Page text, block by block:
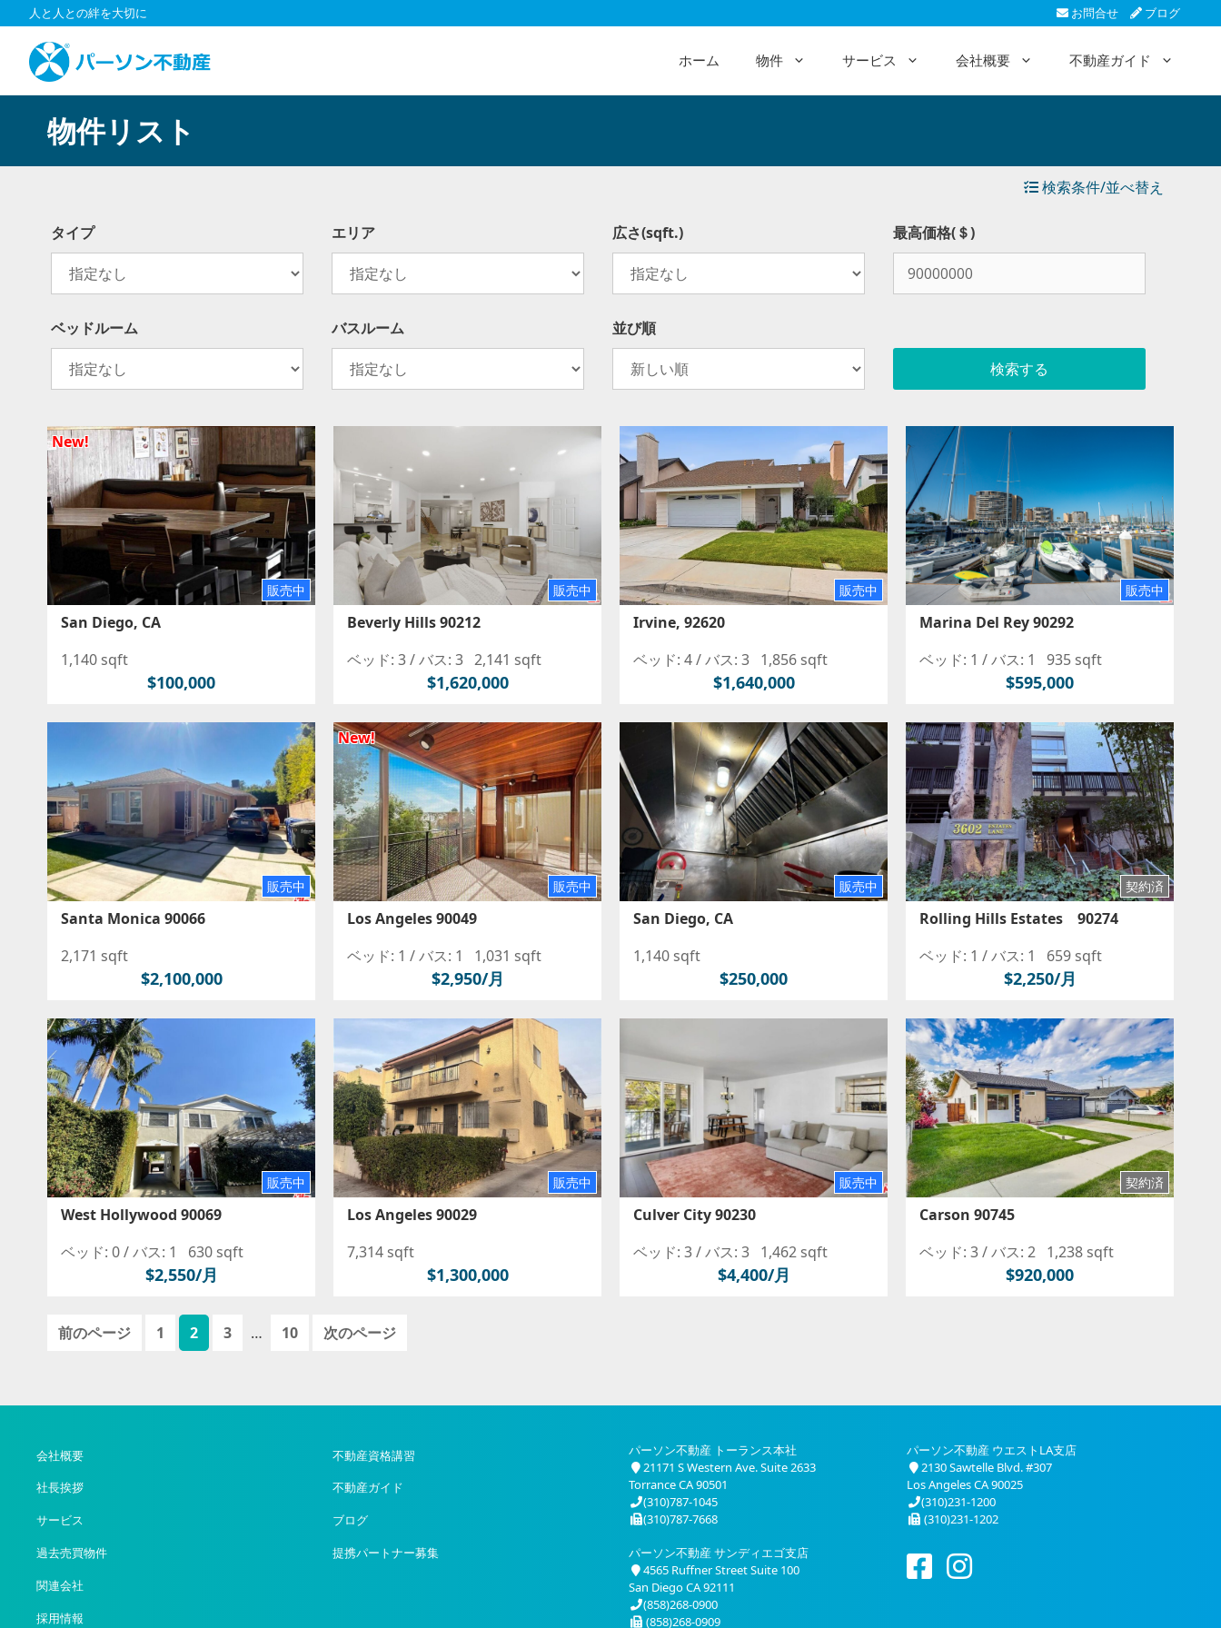
ン
ツ
キ
人と人との絆を大切に お問合せ ブログ
ホーム 物件 サービス 会社概要 不動産ガイド
物件リスト
検索条件/並べ替え
タイプ エリア 広さ(sqft.) 最高価格(＄)
ベッドルーム
し
バスルーム 並び順
New!
販売中
San Diego, CA
1,140 sqft
$100,000
販売中
Beverly Hills 90212
ベッド: 3 /バス: 3 2,141 sqft
$1,620,000
販売中
Irvine, 92620
ベッド: 4 /バス: 3 1,856 sqft
$1,640,000
販売中
Marina Del Rey 90292
ベッド: 1 /バス: 1 935 sqft
$595,000
販売中
Santa Monica 90066
2,171 sqft
$2,100,000
New!
販売中
Los Angeles 90049
ベッド: 1 /バス: 1 1,031 sqft
$2,950/月
販売中
San Diego, CA
1,140 sqft
$250,000
契約済
Rolling Hills Estates 90274
ベッド: 1 /バス: 1 659 sqft
$2,250/月
販売中
West Hollywood 90069
ベッド: 0 /バス: 1 630 sqft
$2,550/月
販売中
Los Angeles 90029
7,314 sqft
$1,300,000
販売中
Culver City 90230
ベッド: 3 /バス: 3 1,462 sqft
$4,400/月
契約済
Carson 90745
ベッド: 3 /バス: 2 1,238 sqft
$920,000
前のページ
ペ
1
ペ
ー
2
ペ
3 …
ペ
10 次のページ
会社概要
社長挨拶
サービス
過去売買物件
関連会社
採用情報
不動産資格講習
不動産ガイド
ブログ
提携パートナー募集
パーソン不動産 トーランス本社
21171 S Western Ave. Suite 2633
Torrance CA 90501
(310)787-1045
(310)787-7668
パーソン不動産 ウエストLA支店
2130 Sawtelle Blvd. #307
Los Angeles CA 90025
(310)231-1200
(310)231-1202
パーソン不動産 サンディエゴ支店
4565 Ruffner Street Suite 100
San Diego CA 92111
(858)268-0900
(858)268-0909